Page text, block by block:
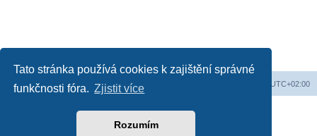
Tato stránka používá cookies k zajištění správné
funkčnosti fóra. Zjistit více
Rozumím
Web Obsah fóra UTC+02:00
Český překlad –